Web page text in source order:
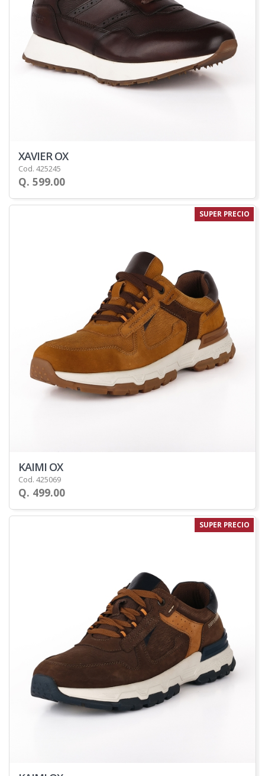
XAVIER OX
Cod. 425245
Q. 599.00
SUPER PRECIO
KAIMI OX
Cod. 425069
Q. 499.00
SUPER PRECIO